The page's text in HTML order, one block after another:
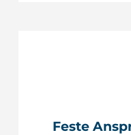
Feste